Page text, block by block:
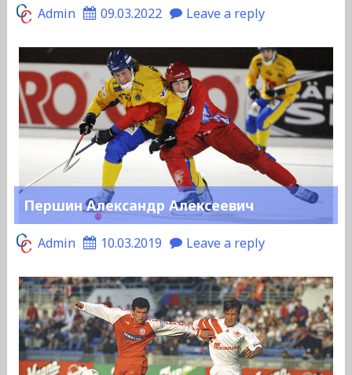
Admin 09.03.2022 Leave a reply
Першин Александр Алексеевич
Admin 10.03.2019 Leave a reply